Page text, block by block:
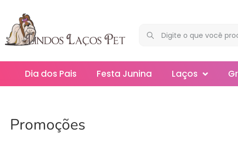
Dia dos Pais Festa Junina Laços
Promoções